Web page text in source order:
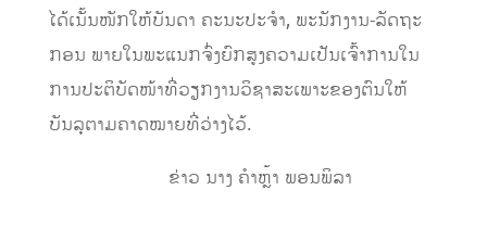
ໄດ້ເນັ້ນໜັກໃຫ້ບັນດາ ຄະນະປະຈໍາ, ພະນັກງານ-ລັດຖະ
ກອນ ພາຍໃນພະແນກຈົ່ງຍົກສູງຄວາມເປັນເຈົ້າການໃນ
ການປະຕິບັດໜ້າທີ່ວຽກງານວິຊາສະເພາະຂອງຕົນໃຫ້
ບັນລຸຕາມຄາດໝາຍທີ່ວ່າງໄວ້.
ຂ່າວ ນາງ ຄໍາຫຼ້າ ພອນພິລາ